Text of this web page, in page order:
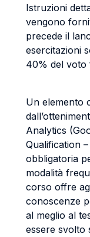
Istruzioni
vengono
precede il
esercitazioni
40% del voto
Un elemento
Analytics
Qualification
obbligatoria
modalità
corso offre
conoscenze
al meglio al
essere svolto